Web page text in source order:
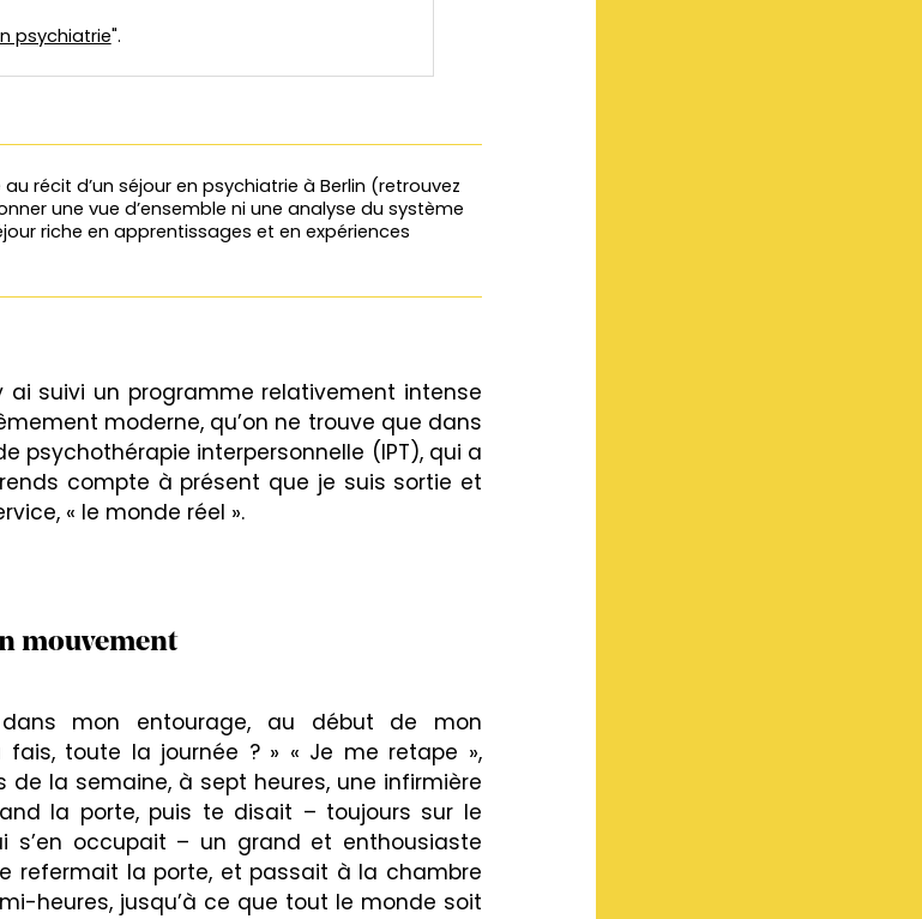
psychiatrie".
récit d’un séjour en psychiatrie à Berlin (retrouvez
une vue d’ensemble ni une analyse du système
riche en apprentissages et en expériences
ai suivi un programme relativement intense
moderne, qu’on ne trouve que dans
psychothérapie interpersonnelle (IPT), qui a
compte à présent que je suis sortie et
« le monde réel ».
mouvement
mon entourage, au début de mon
toute la journée ? » « Je me retape »,
la semaine, à sept heures, une infirmière
la porte, puis te disait – toujours sur le
s’en occupait – un grand et enthousiaste
refermait la porte, et passait à la chambre
heures, jusqu’à ce que tout le monde soit